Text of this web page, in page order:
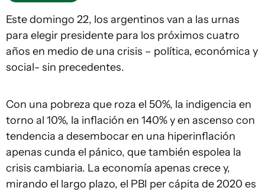
Este domingo 22, los argentinos van a las urnas
para elegir presidente para los próximos cuatro
años en medio de una crisis – política, económica y
social- sin precedentes.
Con una pobreza que roza el 50%, la indigencia en
torno al 10%, la inflación en 140% y en ascenso con
tendencia a desembocar en una hiperinflación
apenas cunda el pánico, que también espolea la
crisis cambiaria. La economía apenas crece y,
mirando el largo plazo, el PBI per cápita de 2020 es